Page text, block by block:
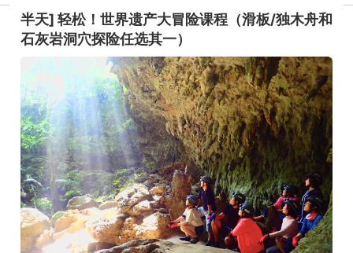
半天] 轻松！世界遗产大冒险课程（滑板/独木舟和
石灰岩洞穴探险任选其一）